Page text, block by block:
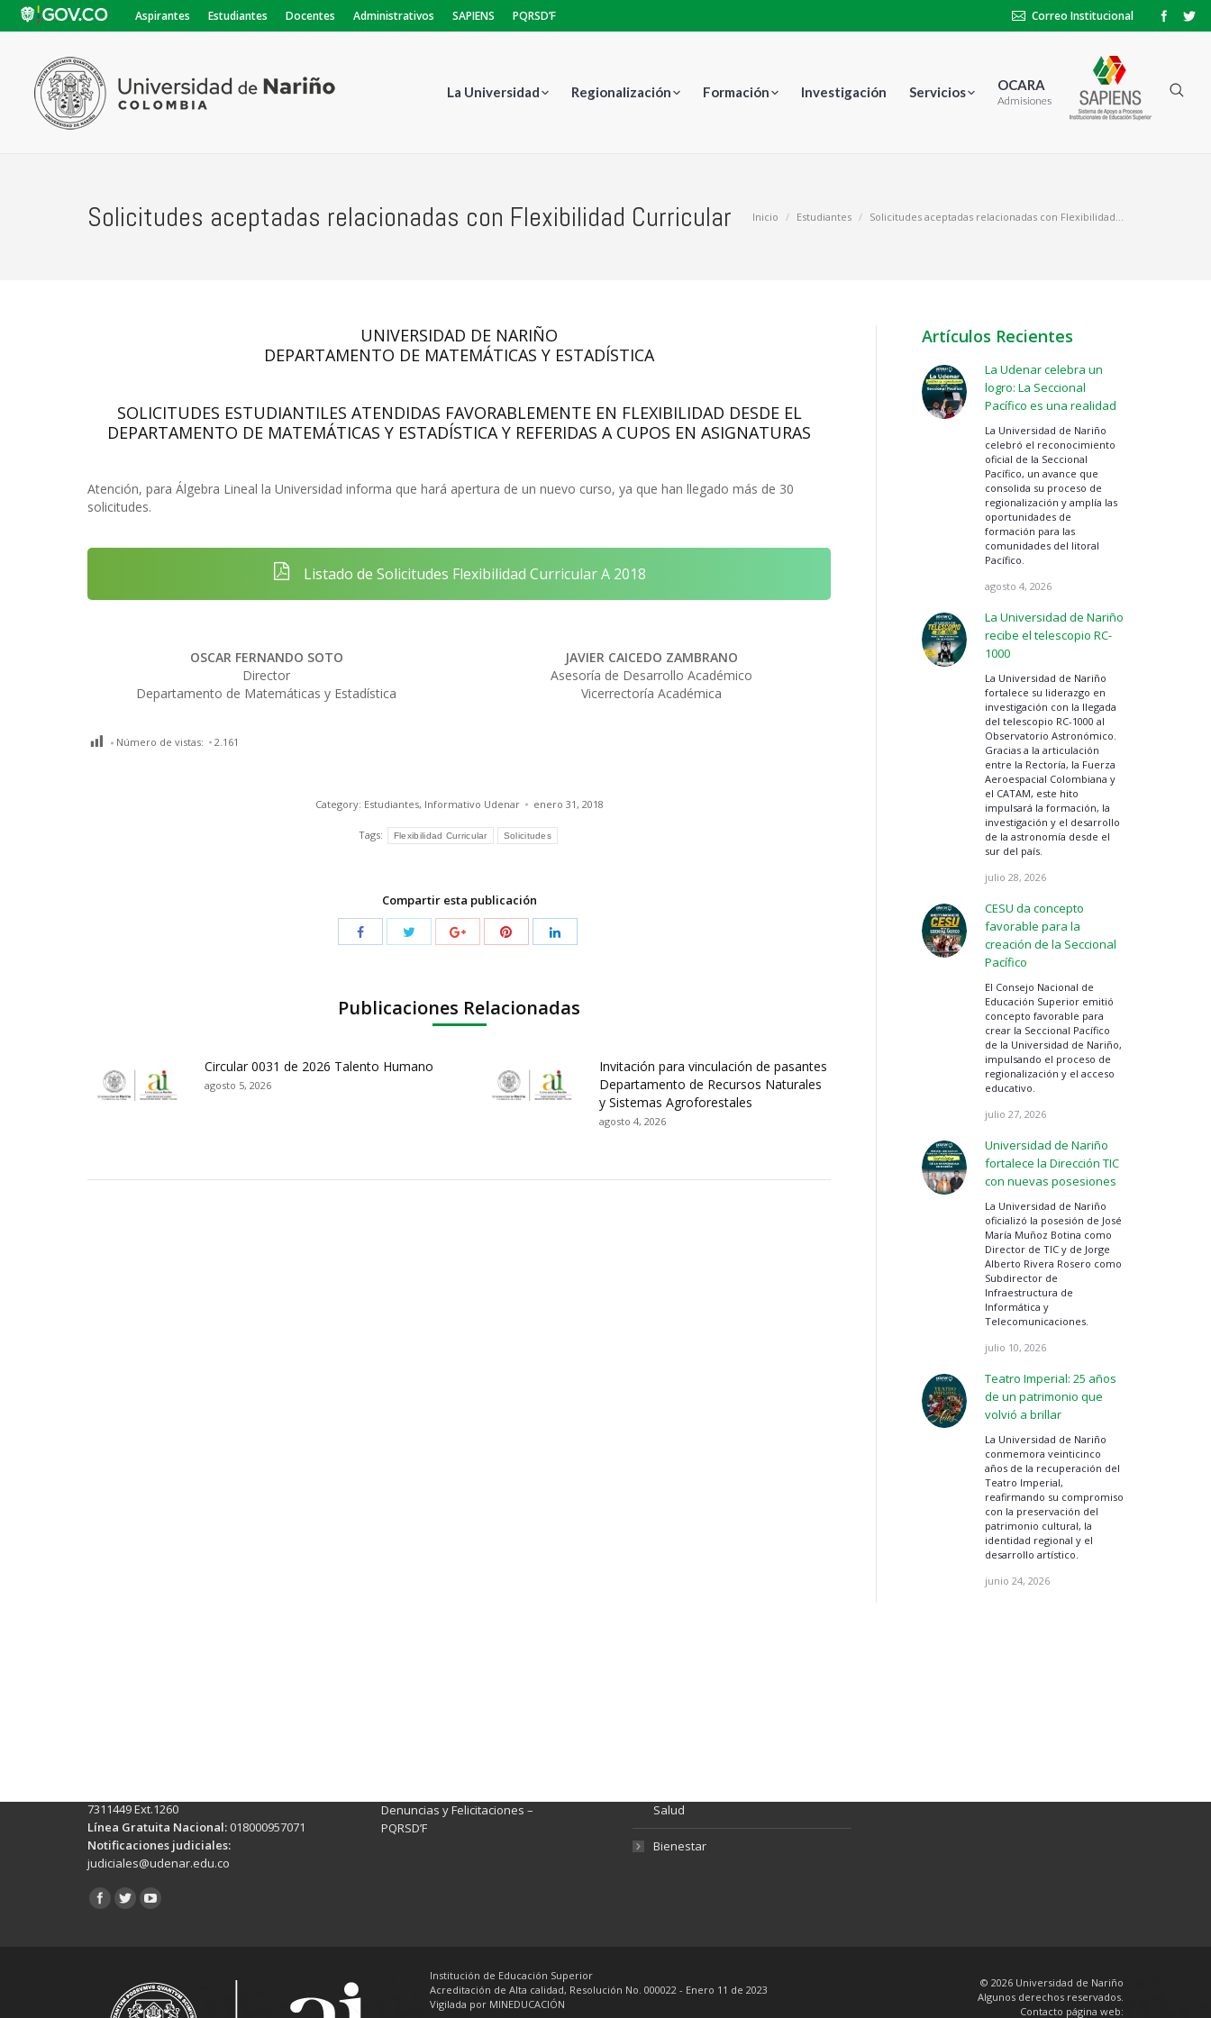
Aspirantes Estudiantes Docentes Administrativos SAPIENS PQRSD’F Correo Institucional
La Universidad Regionalización Formación Investigación Servicios OCARA
Admisiones
Solicitudes aceptadas relacionadas con Flexibilidad Curricular Estás aquí:
Inicio Estudiantes Solicitudes aceptadas relacionadas con Flexibilidad…
UNIVERSIDAD DE NARIÑO
DEPARTAMENTO DE MATEMÁTICAS Y ESTADÍSTICA
SOLICITUDES ESTUDIANTILES ATENDIDAS FAVORABLEMENTE EN FLEXIBILIDAD DESDE EL
DEPARTAMENTO DE MATEMÁTICAS Y ESTADÍSTICA Y REFERIDAS A CUPOS EN ASIGNATURAS
Atención, para Álgebra Lineal la Universidad informa que hará apertura de un nuevo curso, ya que han llegado más de 30
solicitudes.
Listado de Solicitudes Flexibilidad Curricular A 2018
OSCAR FERNANDO SOTO
Director
Departamento de Matemáticas y Estadística
JAVIER CAICEDO ZAMBRANO
Asesoría de Desarrollo Académico
Vicerrectoría Académica
Número de vistas: 2.161
Category: Estudiantes, Informativo Udenar enero 31, 2018
Tags: Flexibilidad Curricular Solicitudes
Compartir esta publicación
Publicaciones Relacionadas
Circular 0031 de 2026 Talento Humano
agosto 5, 2026
Invitación para vinculación de pasantes
Departamento de Recursos Naturales
y Sistemas Agroforestales
agosto 4, 2026
Artículos Recientes
La Udenar celebra un
logro: La Seccional
Pacífico es una realidad
La Universidad de Nariño
celebró el reconocimiento
oficial de la Seccional
Pacífico, un avance que
consolida su proceso de
regionalización y amplía las
oportunidades de
formación para las
comunidades del litoral
Pacífico.
agosto 4, 2026
La Universidad de Nariño
recibe el telescopio RC-
1000
La Universidad de Nariño
fortalece su liderazgo en
investigación con la llegada
del telescopio RC-1000 al
Observatorio Astronómico.
Gracias a la articulación
entre la Rectoría, la Fuerza
Aeroespacial Colombiana y
el CATAM, este hito
impulsará la formación, la
investigación y el desarrollo
de la astronomía desde el
sur del país.
julio 28, 2026
CESU da concepto
favorable para la
creación de la Seccional
Pacífico
El Consejo Nacional de
Educación Superior emitió
concepto favorable para
crear la Seccional Pacífico
de la Universidad de Nariño,
impulsando el proceso de
regionalización y el acceso
educativo.
julio 27, 2026
Universidad de Nariño
fortalece la Dirección TIC
con nuevas posesiones
La Universidad de Nariño
oficializó la posesión de José
María Muñoz Botina como
Director de TIC y de Jorge
Alberto Rivera Rosero como
Subdirector de
Infraestructura de
Informática y
Telecomunicaciones.
julio 10, 2026
Teatro Imperial: 25 años
de un patrimonio que
volvió a brillar
La Universidad de Nariño
conmemora veinticinco
años de la recuperación del
Teatro Imperial,
reafirmando su compromiso
con la preservación del
patrimonio cultural, la
identidad regional y el
desarrollo artístico.
junio 24, 2026
7311449 Ext.1260
Línea Gratuita Nacional: 018000957071
Notificaciones judiciales:
judiciales@udenar.edu.co
Encuéntranos en:
Denuncias y Felicitaciones –
PQRSD’F
Salud
Bienestar
Institución de Educación Superior
Acreditación de Alta calidad, Resolución No. 000022 - Enero 11 de 2023
Vigilada por MINEDUCACIÓN
© 2026 Universidad de Nariño
Algunos derechos reservados.
Contacto página web: